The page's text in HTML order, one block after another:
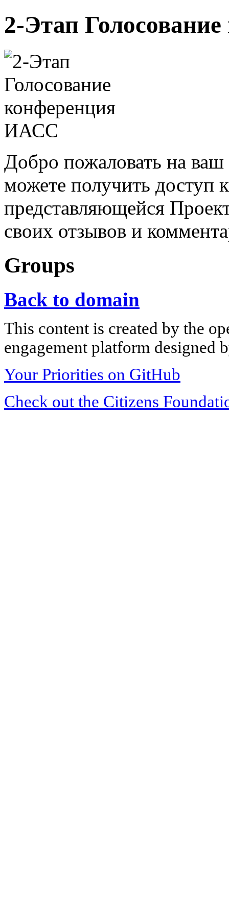
2-Этап
Добро пожаловать на
можете получить доступ
представляющейся
своих отзывов и
Groups
Back to domain
This content is created by the
engagement platform designed
Your Priorities on GitHub
Check out the Citizens